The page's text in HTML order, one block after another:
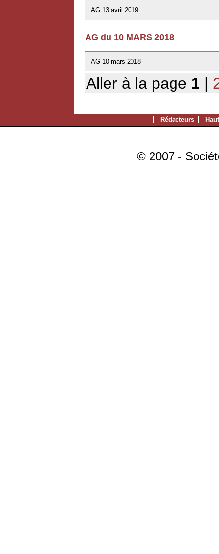
AG 13 avril 2019
AG du 10 MARS 2018
AG 10 mars 2018
Aller à la page 1 |
Rédacteurs
© 2007 -